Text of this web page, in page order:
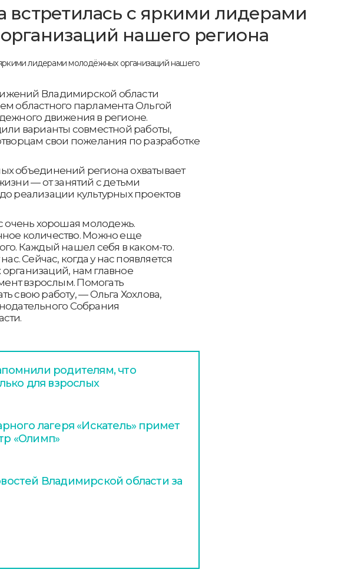
встретилась с яркими лидерами
нашего региона
Владимирской области
областного парламента Ольгой
движения в регионе.
варианты совместной работы,
свои пожелания по разработке
объединений региона охватывает
— от занятий с детьми
реализации культурных проектов
очень хорошая молодежь.
количество. Можно еще
Каждый нашел себя в каком-то.
Сейчас, когда у нас появляется
нам главное
взрослым. Помогать
свою работу, — Ольга Хохлова,
Собрания
родителям, что
для взрослых
лагеря «Искатель» примет
«Олимп»
Владимирской области за